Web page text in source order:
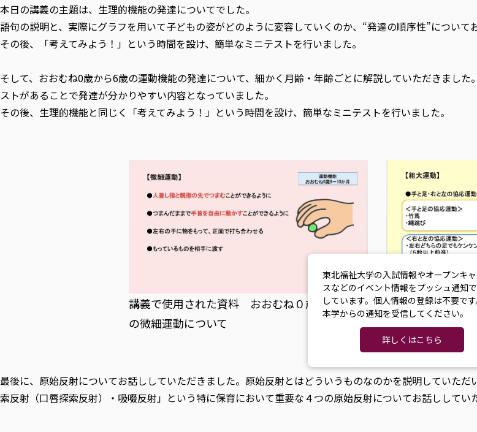
本日の講義の主題は、生理的機能の発達についてでした。
語句の説明と、実際にグラフを用いて子どもの姿がどのように変容していくのか、“発達の順序性”について
その後、「考えてみよう！」という時間を設け、簡単なミニテストを行いました。
そして、おおむね0歳から6歳の運動機能の発達について、細かく月齢・年齢ごとに解説していただきまし
ストがあることで発達が分かりやすい内容となっていました。
その後、生理的機能と同じく「考えてみよう！」という時間を設け、簡単なミニテストを行いました。
講義で使用された資料 おおむね０歳9〜10か月
の微細運動について
講義で使用され
動について
最後に、原始反射についてお話ししていただきました。原始反射とはどういうものなのかを説明していた
索反射（口唇探索反射）・吸啜反射」という特に保育において重要な４つの原始反射についてお話ししてい
東北福祉大学の入試情報やオープンキ
スなどのイベント情報をプッシュ通知
しています。個人情報の登録は不要で
本学からの通知を受信してください。
詳しくはこちら